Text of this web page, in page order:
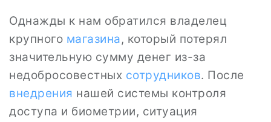
Однажды к нам обратился владелец
крупного магазина, который потерял
значительную сумму денег из-за
недобросовестных сотрудников. После
внедрения нашей системы контроля
доступа и биометрии, ситуация